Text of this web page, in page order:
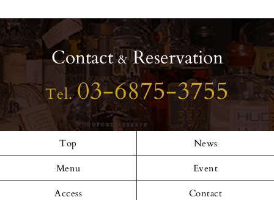
Contact&Reservation
Tel.03-6875-3755
Top News
Menu Event
Access Contact